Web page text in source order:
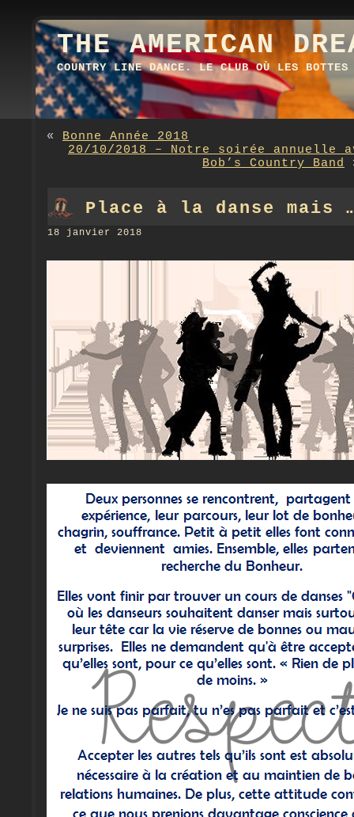
THE AMERICAN
COUNTRY LINE DANCE. LE CLUB OÙ LES BOTTES
« Bonne Année 2018
20/10/2018 – Notre soirée annuelle
Bob’s Country Band
Place à la danse mais
18 janvier 2018